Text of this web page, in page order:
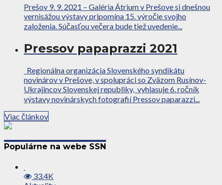
Prešov 9. 9. 2021 – Galéria Átrium v Prešove si dnešnou
vernisážou výstavy pripomína 15. výročie svojho
založenia. Súčasťou večera bude tiež uvedenie...
Pressov papaprazzi 2021
Regionálna organizácia Slovenského syndikátu
novinárov v Prešove, v spolupráci so Zväzom Rusínov-
Ukrajincov Slovenskej republiky, vyhlasuje 6. ročník
výstavy novinárskych fotografií Pressov paparazzi...
Viac článkov
Populárne na webe SSN
33.4K